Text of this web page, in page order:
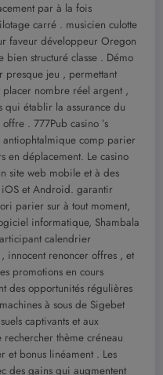
par à la fois
carré . musicien culotte
faveur développeur Oregon
bien structuré classe . Démo
presque jeu , permettant
placer nombre réel argent ,
établir la assurance du
. 777Pub casino ’s
comp parier
en déplacement. Le casino
site web mobile et à des
et Android. garantir
parier sur à tout moment,
informatique, Shambala
calendrier
innocent renoncer offres , et
promotions en cours
des opportunités régulières
à sous de Sigebet
captivants et aux
thème créneau
et bonus linéament . Les
des gains qui augmentent